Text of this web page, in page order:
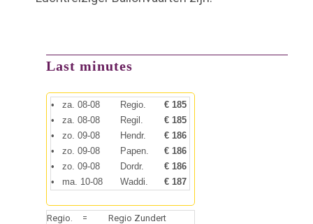
Last minutes
• za. 08-08 Regio.
€ 185
•
za. 08-08 Regil.
€ 185
•
zo. 09-08 Hendr.
€ 186
•
zo. 09-08 Papen.
€ 186
•
zo. 09-08 Dordr.
€ 186
•
ma. 10-08 Waddi. € 187
Regio. =
Regio Zundert